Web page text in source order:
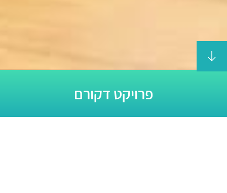
פרויקט דקורם